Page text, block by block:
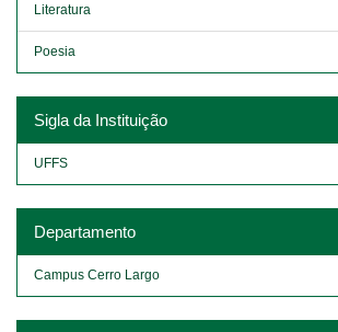
Literatura
Poesia
Sigla da Instituição
UFFS
Departamento
Campus Cerro Largo